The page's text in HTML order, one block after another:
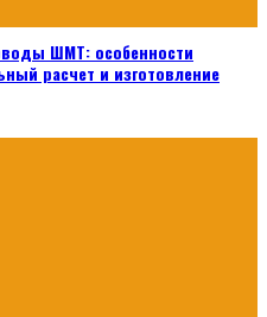
ШМТ: особенности
расчет и изготовление